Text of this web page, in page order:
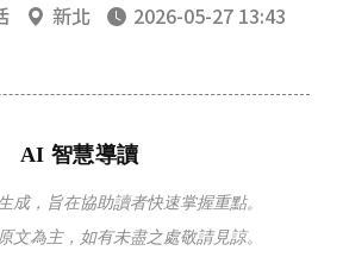
新北
2026-05-27 13:43
AI 智慧導讀
成，旨在協助讀者快速掌握重點。
文為主，如有未盡之處敬請見諒。